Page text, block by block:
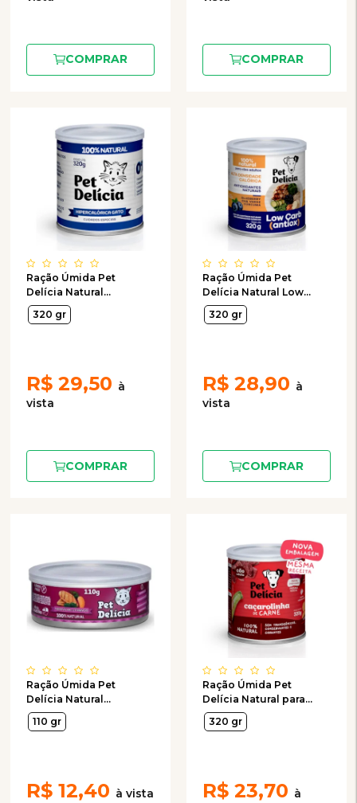
COMPRAR COMPRAR
Ração Úmida Pet
Delícia Natural
Hipercalórica para
Gatos 320g
320 gr
R$ 29,50
COMPRAR
Ração Úmida Pet
Delícia Natural Low
Carb Antiox para Cães
Adultos 320g
320 gr
R$ 28,90
COMPRAR
Ração Úmida Pet
Delícia Natural
Maravilha de Frango
para Gatos 110g
110 gr
R$ 12,40
Ração Úmida Pet
Delícia Natural para
Cães Adultos Sabor
Caçarolinha de Carne
320 gr
R$ 23,70